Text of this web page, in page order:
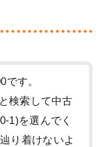
です。
検索して中古
1)を選んでく
り着けないよ